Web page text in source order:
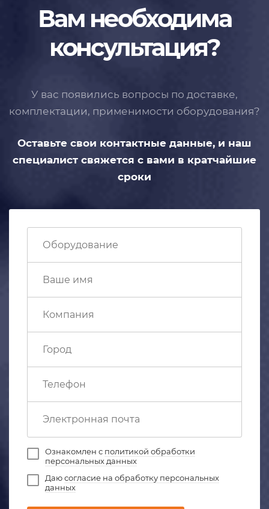
Вам необходима
консультация?
У вас появились вопросы по доставке,
комплектации, применимости оборудования?
Оставьте свои контактные данные, и наш
специалист свяжется с вами в кратчайшие
сроки
Ознакомлен с политикой обработки
персональных данных
Даюсогласие на обработку персональных
данных